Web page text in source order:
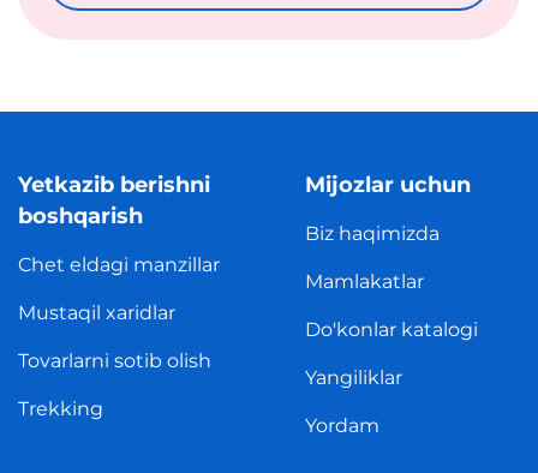
Yetkazib berishni
boshqarish
Chet eldagi manzillar
Mustaqil xaridlar
Tovarlarni sotib olish
Trekking
Mijozlar uchun
Biz haqimizda
Mamlakatlar
Do'konlar katalogi
Yangiliklar
Yordam